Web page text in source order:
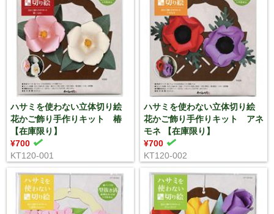
ハサミを使わない立体切り絵
花かご飾り手作りキット 椿
【在庫限り】
¥700
KT120-001
ハサミを使わない立体切り絵
花かご飾り手作りキット アネ
モネ 【在庫限り】
¥700
KT120-002